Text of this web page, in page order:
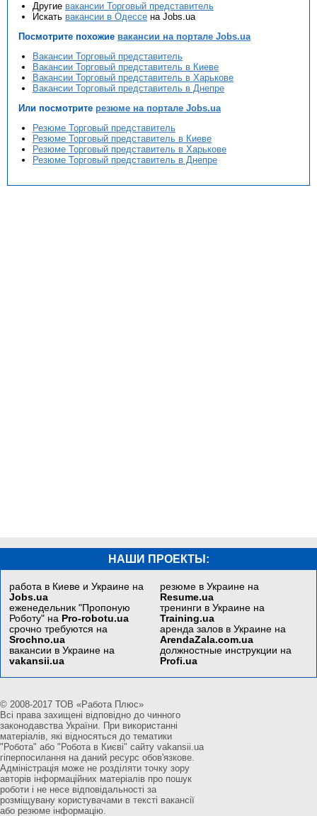
Другие вакансии Торговый представитель
Искать вакансии в Одессе на Jobs.ua
Посмотрите похожие вакансии на портале Jobs.ua
Вакансии Торговый представитель
Вакансии Торговый представитель в Киеве
Вакансии Торговый представитель в Харькове
Вакансии Торговый представитель в Днепре
Или посмотрите резюме на портале Jobs.ua
Резюме Торговый представитель
Резюме Торговый представитель в Киеве
Резюме Торговый представитель в Харькове
Резюме Торговый представитель в Днепре
НАШИ ПРОЕКТЫ:
работа в Киеве и Украине на
Jobs.ua
еженедельник "Пропоную
Роботу" на Pro-robotu.ua
срочно требуются на
Srochno.ua
вакансии в Украине на
vakansii.ua
резюме в Украине на
Resume.ua
тренинги в Украине на
Training.ua
аренда залов в Украине на
ArendaZala.com.ua
должностные инструкции на
Profi.ua
© 2008-2017 ТОВ «Работа Плюс»
Всі права захищені відповідно до чинного
законодавства України. При використанні
матеріалів, які відносяться до тематики
"Робота" або "Робота в Києві" сайту vakansii.ua
гіперпосилання на даний ресурс обов'язкове.
Адміністрація може не розділяти точку зору
авторів інформаційних матеріалів про пошук
роботи і не несе відповідальності за
розміщувану користувачами в тексті вакансії
або резюме інформацію.